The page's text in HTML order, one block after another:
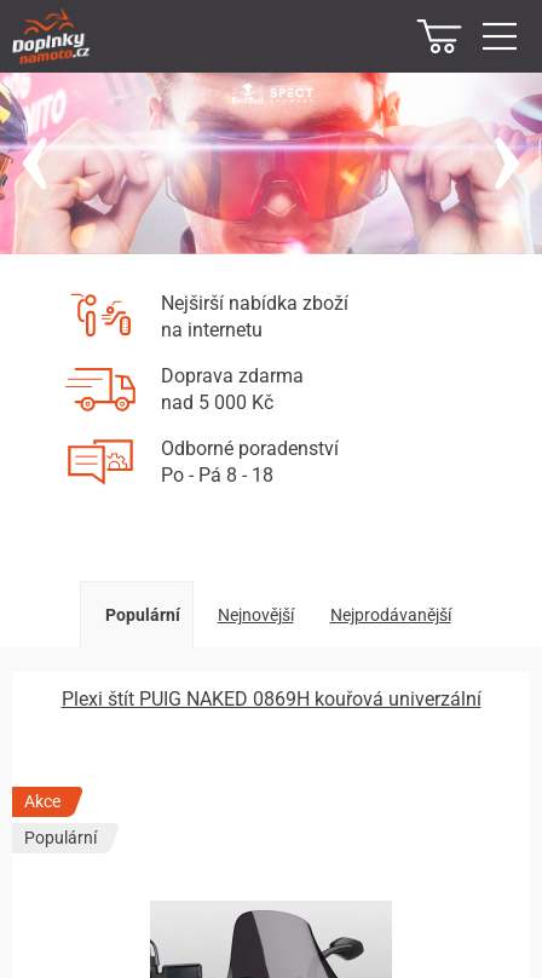
Nejširší nabídka zboží
na internetu
Doprava zdarma
nad 5 000 Kč
Odborné poradenství
Po - Pá 8 - 18
Populární Nejnovější Nejprodávanější
Plexi štít PUIG NAKED 0869H kouřová univerzální
Akce
Populární